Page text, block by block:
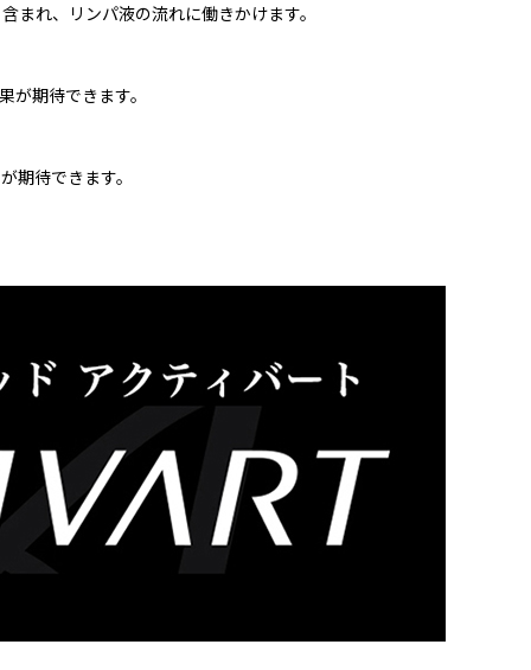
れ、リンパ液の流れに働きかけます。
期待できます。
期待できます。